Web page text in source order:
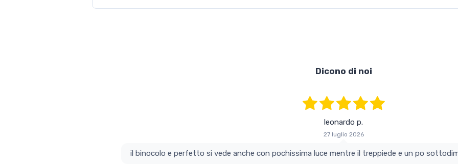
Dicono di noi
leonardo p.
27 luglio 2026
il binocolo e perfetto si vede anche con pochissima luce mentre il treppiede e un po